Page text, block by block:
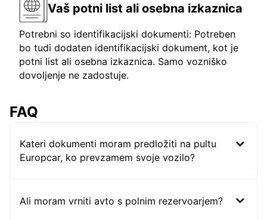
Vaš potni list ali osebna izkaznica
Potrebni so identifikacijski dokumenti: Potreben
bo tudi dodaten identifikacijski dokument, kot je
potni list ali osebna izkaznica. Samo vozniško
dovoljenje ne zadostuje.
FAQ
Kateri dokumenti moram predložiti na pultu
Europcar, ko prevzamem svoje vozilo?
Ali moram vrniti avto s polnim rezervoarjem?